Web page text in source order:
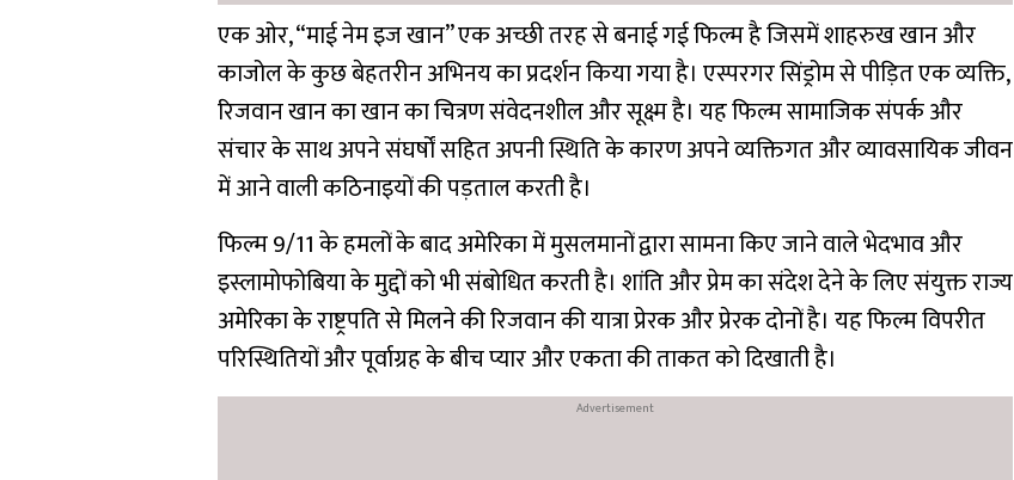
एक ओर, “माई नेम इज खान” एक अच्छी तरह से बनाई गई फिल्म है जिसमें शाहरुख खान और
काजोल के कुछ बेहतरीन अभिनय का प्रदर्शन किया गया है। एस्परगर सिंड्रोम से पीड़ित एक व्यक्ति,
रिजवान खान का खान का चित्रण संवेदनशील और सूक्ष्म है। यह फिल्म सामाजिक संपर्क और
संचार के साथ अपने संघर्षों सहित अपनी स्थिति के कारण अपने व्यक्तिगत और व्यावसायिक जीवन
में आने वाली कठिनाइयों की पड़ताल करती है।
फिल्म 9/11 के हमलों के बाद अमेरिका में मुसलमानों द्वारा सामना किए जाने वाले भेदभाव और
इस्लामोफोबिया के मुद्दों को भी संबोधित करती है। शांति और प्रेम का संदेश देने के लिए संयुक्त राज्य
अमेरिका के राष्ट्रपति से मिलने की रिजवान की यात्रा प्रेरक और प्रेरक दोनों है। यह फिल्म विपरीत
परिस्थितियों और पूर्वाग्रह के बीच प्यार और एकता की ताकत को दिखाती है।